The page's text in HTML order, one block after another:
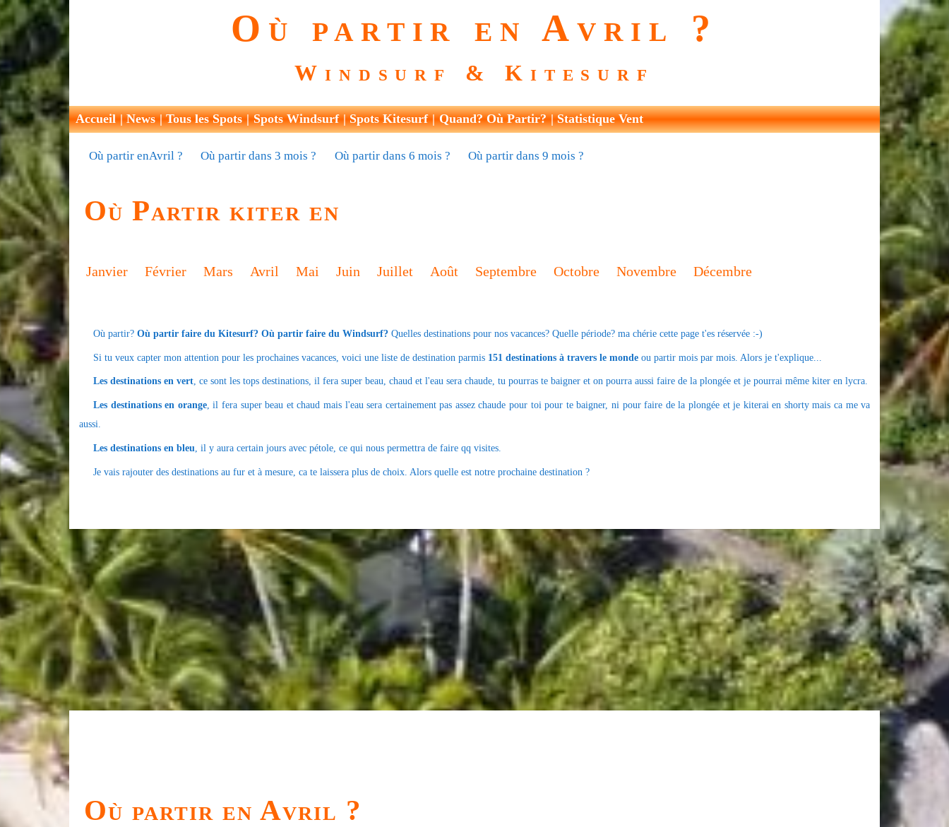
Où partir en Avril ?
Windsurf & Kitesurf
Accueil News Tous les Spots Spots Windsurf Spots Kitesurf Quand? Où Partir? Statistique Vent
Où partir enAvril ? Où partir dans 3 mois ? Où partir dans 6 mois ? Où partir dans 9 mois ?
Où Partir kiter en
Janvier Février Mars Avril Mai Juin Juillet Août Septembre Octobre Novembre Décembre
Où partir? Où partir faire du Kitesurf? Où partir faire du Windsurf? Quelles destinations pour nos vacances? Quelle période? ma chérie cette page t'es réservée :-)
Si tu veux capter mon attention pour les prochaines vacances, voici une liste de destination parmis 151 destinations à travers le monde ou partir mois par mois. Alors je t'explique...
Les destinations en vert, ce sont les tops destinations, il fera super beau, chaud et l'eau sera chaude, tu pourras te baigner et on pourra aussi faire de la plongée et je pourrai même kiter en lycra.
Les destinations en orange, il fera super beau et chaud mais l'eau sera certainement pas assez chaude pour toi pour te baigner, ni pour faire de la plongée et je kiterai en shorty mais ca me va
aussi.
Les destinations en bleu , il y aura certain jours avec pétole, ce qui nous permettra de faire qq visites.
Je vais rajouter des destinations au fur et à mesure, ca te laissera plus de choix. Alors quelle est notre prochaine destination ?
Où partir en Avril ?